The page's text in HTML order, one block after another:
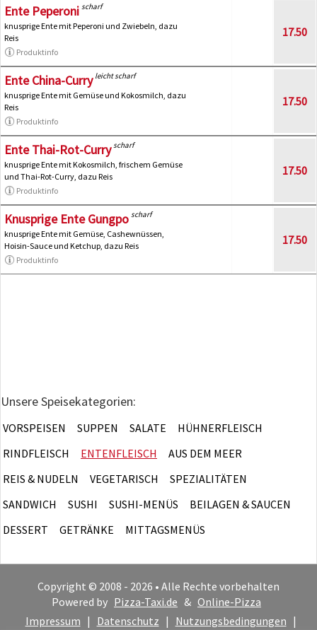
Ente Peperoni scharf
knusprige Ente mit Peperoni und Zwiebeln, dazu
Reis
Produktinfo
17.50
Ente China-Curry leicht scharf
knusprige Ente mit Gemüse und Kokosmilch, dazu
Reis
Produktinfo
17.50
Ente Thai-Rot-Curry scharf
knusprige Ente mit Kokosmilch, frischem Gemüse
und Thai-Rot-Curry, dazu Reis
Produktinfo
17.50
Knusprige Ente Gungpo scharf
knusprige Ente mit Gemüse, Cashewnüssen,
Hoisin-Sauce und Ketchup, dazu Reis
Produktinfo
17.50
Unsere Speisekategorien:
VORSPEISEN SUPPEN SALATE
HÜHNERFLEISCH
RINDFLEISCH
ENTENFLEISCH
AUS DEM MEER
REIS & NUDELN
VEGETARISCH
SPEZIALITÄTEN
SANDWICH
SUSHI SUSHI-MENÜS
BEILAGEN & SAUCEN
DESSERT
GETRÄNKE MITTAGSMENÜS
Copyright © 2008 - 2026 • Alle Rechte vorbehalten
Powered by Pizza-Taxi.de & Online-Pizza
Impressum | Datenschutz | Nutzungsbedingungen |